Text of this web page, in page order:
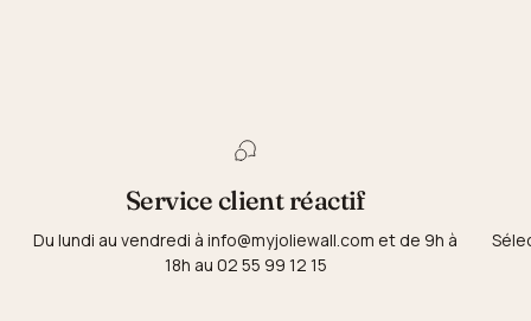
Service client réactif
Du lundi au vendredi à info@myjoliewall.com et de 9h à
18h au 02 55 99 12 15